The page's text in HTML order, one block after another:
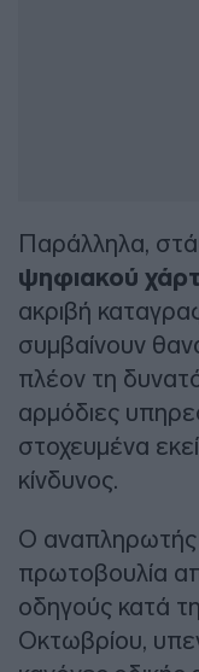
Παράλληλα,
ψηφιακού
ακριβή
συμβαίνουν
πλέον τη
αρμόδιες
στοχευμένα
κίνδυνος.
Ο αναπληρωτής
πρωτοβουλία
οδηγούς κατά
Οκτωβρίου,